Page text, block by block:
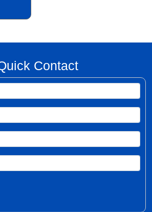
Contact